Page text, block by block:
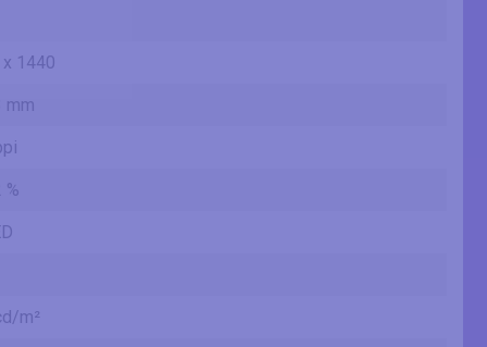
1440
mm
%
m²